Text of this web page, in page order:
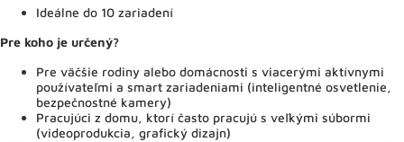
Ideálne do 10 zariadení
Pre koho je určený?
Pre väčšie rodiny alebo domácnosti s viacerými aktívnymi
používateľmi a smart zariadeniami (inteligentné osvetlenie,
bezpečnostné kamery)
Pracujúci z domu, ktorí často pracujú s veľkými súbormi
(videoprodukcia, grafický dizajn)